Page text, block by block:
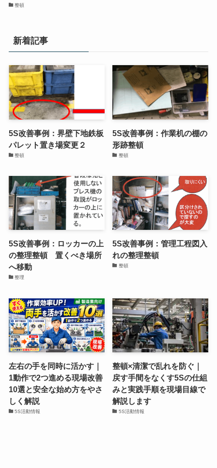
整頓
新着記事
5S改善事例：界壁下地鉄板
パレット置き場変更２
整頓
5S改善事例：作業机の棚の
形跡整頓
整頓
5S改善事例：ロッカーの上
の整理整頓 置くべき場所
へ移動
整理
5S改善事例：管理工程図入
れの整理整頓
整頓
左右の手を同時に活かす｜
1動作で2つ進める現場改善
10選と安全な始め方をやさ
しく解説
5S活動情報
整頓×清潔で乱れを防ぐ｜
戻す手間をなくす5Sの仕組
みと実践手順を現場目線で
解説します
5S活動情報